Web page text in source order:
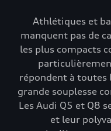
Athlétiques et
manquent pas de
les plus compacts
répondent à toutes
grande souplesse
Les Audi Q5 et Q8
et leur